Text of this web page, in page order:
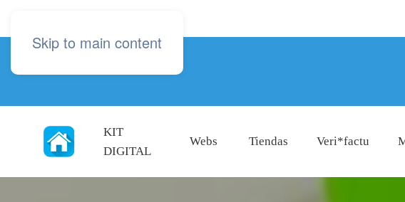
Skip to main content
KIT
DIGITAL
Webs Tiendas Veri*factu